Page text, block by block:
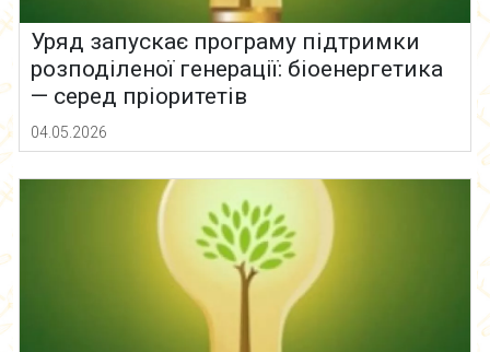
Уряд запускає програму підтримки
розподіленої генерації: біоенергетика
— серед пріоритетів
04.05.2026